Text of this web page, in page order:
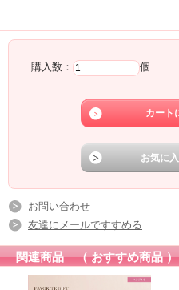
購入数： 個
お問い合わせ
友達にメールですすめる
関連商品 （ おすすめ商品 ）